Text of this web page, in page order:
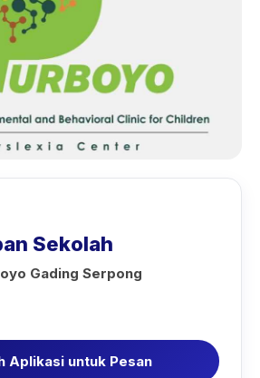
Sekolah
Gading Serpong
Aplikasi untuk Pesan